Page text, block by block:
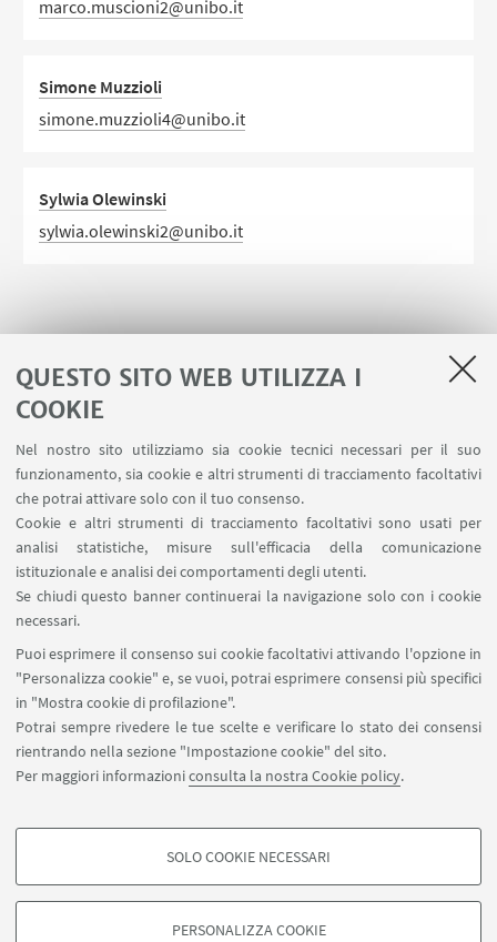
QUESTO SITO WEB UTILIZZA I
COOKIE
Nel nostro sito utilizziamo sia cookie tecnici necessari per il suo
funzionamento, sia cookie e altri strumenti di tracciamento facoltativi
che potrai attivare solo con il tuo consenso.
Cookie e altri strumenti di tracciamento facoltativi sono usati per
analisi statistiche, misure sull'efficacia della comunicazione
istituzionale e analisi dei comportamenti degli utenti.
Se chiudi questo banner continuerai la navigazione solo con i cookie
necessari.
Puoi esprimere il consenso sui cookie facoltativi attivando l'opzione in
"Personalizza cookie" e, se vuoi, potrai esprimere consensi più specifici
in "Mostra cookie di profilazione".
Potrai sempre rivedere le tue scelte e verificare lo stato dei consensi
rientrando nella sezione "Impostazione cookie" del sito.
Per maggiori informazioniconsulta la nostra Cookie policy.
COOKIE DI PROFILAZIONE - FACOLTATIVI
SOLO COOKIE NECESSARI
PERSONALIZZA COOKIE
marco.muscioni2@unibo.it
Simone Muzzioli
simone.muzzioli4@unibo.it
Sylwia Olewinski
sylwia.olewinski2@unibo.it
LINK UTILI
Area riservata
Contatti
Prenotazione aule BiGeA
SEGUI UNIBO SU:
APP:
©Copyright 2026 - ALMA MATER STUDIORUM - Università di
Bologna - Via Zamboni, 33 - 40126 Bologna - PI: 01131710376 - CF: